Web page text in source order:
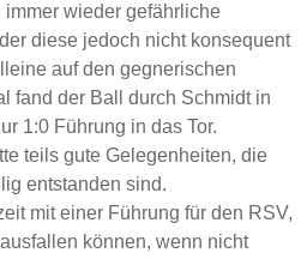
wieder gefährliche
diese jedoch nicht konsequent
auf den gegnerischen
fand der Ball durch Schmidt in
1:0 Führung in das Tor.
teils gute Gelegenheiten, die
entstanden sind.
mit einer Führung für den RSV,
können, wenn nicht